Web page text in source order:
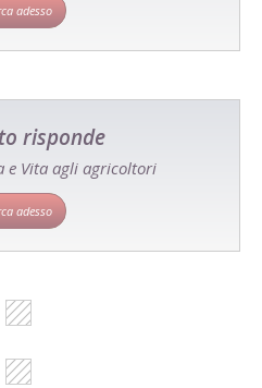
adesso
risponde
e Vita agli agricoltori
adesso